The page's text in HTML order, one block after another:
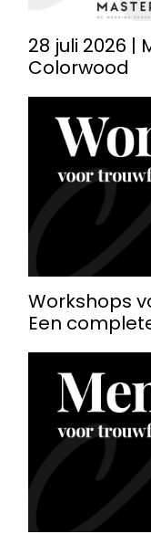
28 juli 2026 |
Colorwood
Workshops
Een